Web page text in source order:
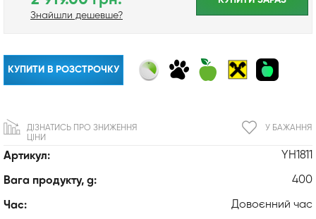
Артикул: YH1811
Вага продукту, g: 400
Час: Довоєнний час
Знайшли дешевше?
КУПИТИ В РОЗСТРОЧКУ
У БАЖАННЯ
ДІЗНАТИСЬ ПРО ЗНИЖЕННЯ
ЦІНИ